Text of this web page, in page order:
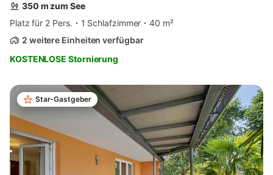
350 m zum See
Platz für 2 Pers.
1 Schlafzimmer
40 m²
2 weitere Einheiten verfügbar
KOSTENLOSE Stornierung
Star-Gastgeber